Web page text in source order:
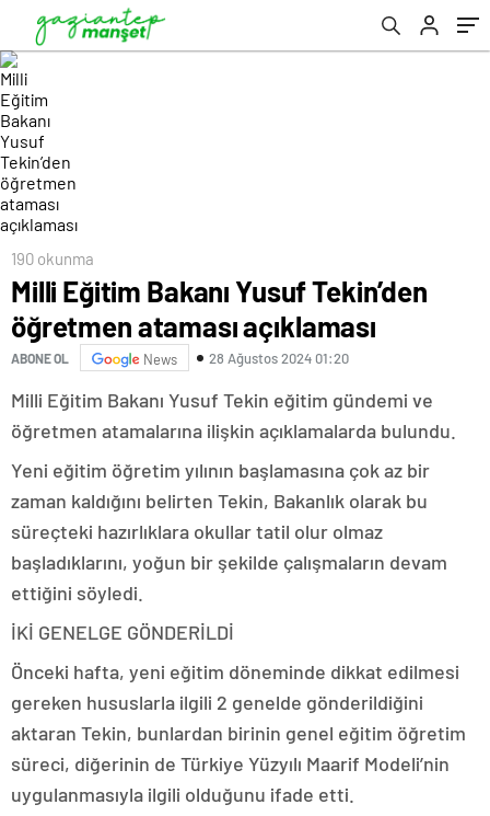
190 okunma
Milli Eğitim Bakanı Yusuf Tekin’den
öğretmen ataması açıklaması
ABONE OL News 28 Ağustos 2024 01:20
Milli Eğitim Bakanı Yusuf Tekin eğitim gündemi ve
öğretmen atamalarına ilişkin açıklamalarda bulundu.
Yeni eğitim öğretim yılının başlamasına çok az bir
zaman kaldığını belirten Tekin, Bakanlık olarak bu
süreçteki hazırlıklara okullar tatil olur olmaz
başladıklarını, yoğun bir şekilde çalışmaların devam
ettiğini söyledi.
İKİ GENELGE GÖNDERİLDİ
Önceki hafta, yeni eğitim döneminde dikkat edilmesi
gereken hususlarla ilgili 2 genelde gönderildiğini
aktaran Tekin, bunlardan birinin genel eğitim öğretim
süreci, diğerinin de Türkiye Yüzyılı Maarif Modeli’nin
uygulanmasıyla ilgili olduğunu ifade etti.